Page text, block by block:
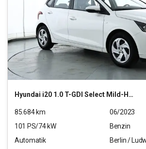
Hyundai i20 1.0 T-GDI Select Mild-Hybrid (EURO 6d)(OPF)
85.684km
06/2023
101 PS/74kW
Benzin
Automatik
Berlin /